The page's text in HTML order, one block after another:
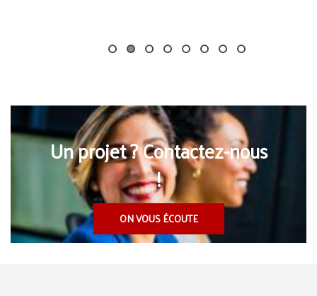
Un projet ? Contactez-nous
!
ON VOUS ÉCOUTE